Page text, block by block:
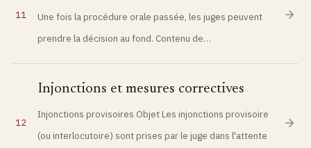
11
Une fois la procédure orale passée, les juges peuvent
prendre la décision au fond. Contenu de…
12
Injonctions et mesures correctives
Injonctions provisoires Objet Les injonctions provisoire
(ou interlocutoire) sont prises par le juge dans l'attente